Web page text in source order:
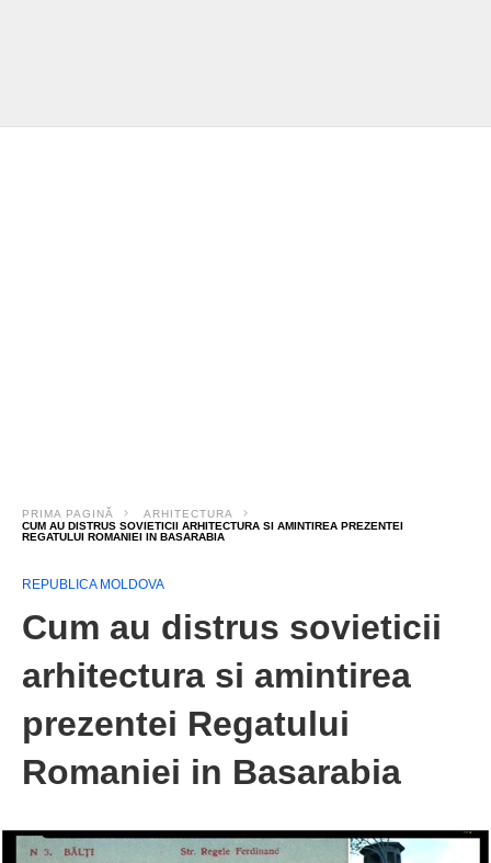
PRIMA PAGINĂ
ARHITECTURA
CUM AU DISTRUS SOVIETICII ARHITECTURA SI AMINTIREA PREZENTEI
REGATULUI ROMANIEI IN BASARABIA
REPUBLICA MOLDOVA
Cum au distrus sovieticii
arhitectura si amintirea
prezentei Regatului
Romaniei in Basarabia